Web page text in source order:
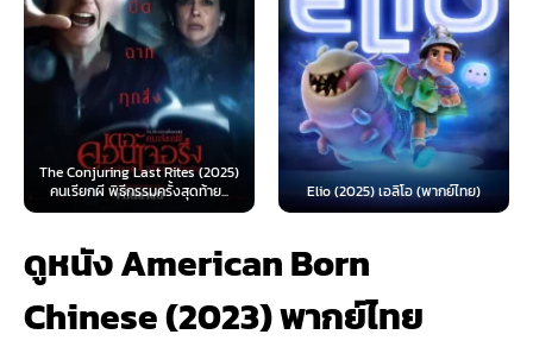
The Conjuring Last Rites (2025)
คนเรียกผี พิธีกรรมครั้งสุดท้าย...
Elio (2025) เอลิโอ (พากย์ไทย)
ดูหนัง American Born
Chinese (2023) พากย์ไทย